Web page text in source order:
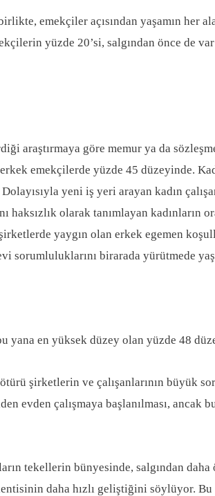
emekçiler açısından yaşamın
yüzde 20’si, salgından önce de
araştırmaya göre memur ya da
emekçilerde yüzde 45 düzeyinde.
yeni iş yeri arayan kadın
haksızlık olarak tanımlayan
yaygın olan erkek egemen
sorumluluklarını birarada yürütmede
yana en yüksek düzey olan yüzde 48
şirketlerin ve çalışanlarının büyük
evden çalışmaya başlanılması,
tekellerin bünyesinde, salgından
daha hızlı geliştiğini söylüyor.